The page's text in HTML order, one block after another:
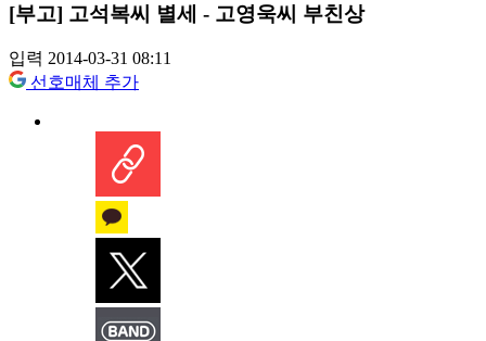
[부고] 고석복씨 별세 - 고영욱씨 부친상
입력 2014-03-31 08:11
선호매체 추가